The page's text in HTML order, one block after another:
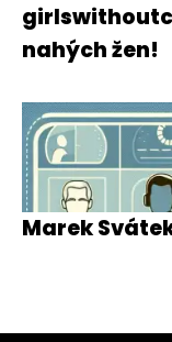
nahých žen!
Marek